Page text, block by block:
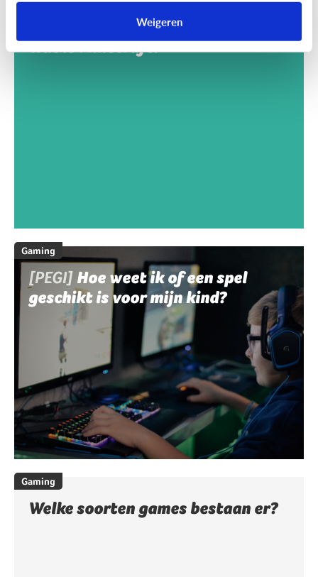
Weigeren
Wat is Minecraft?
Gaming
[PEGI] Hoe weet ik of een spel
geschikt is voor mijn kind?
Gaming
Welke soorten games bestaan er?